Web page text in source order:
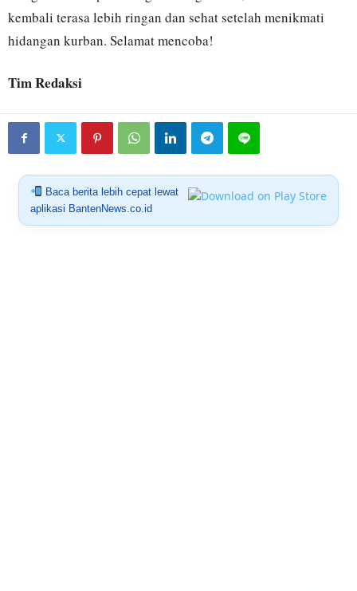
kembali terasa lebih ringan dan sehat setelah menikmati
hidangan kurban. Selamat mencoba!
Tim Redaksi
Baca berita lebih cepat lewat
aplikasi BantenNews.co.id